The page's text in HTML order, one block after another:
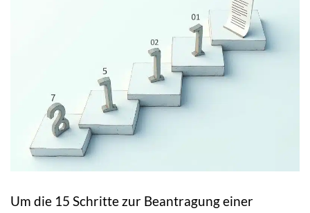
Um die 15 Schritte zur Beantragung einer